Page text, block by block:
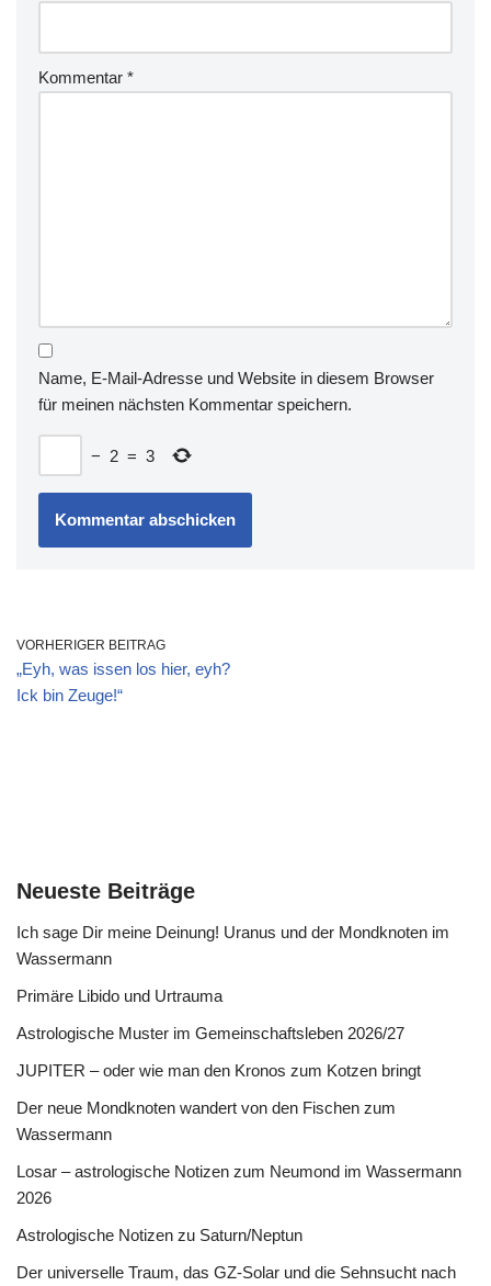
Kommentar *
Name, E-Mail-Adresse und Website in diesem Browser
für meinen nächsten Kommentar speichern.
− 2 = 3
VORHERIGER BEITRAG
„Eyh, was issen los hier, eyh?
Ick bin Zeuge!“
Neueste Beiträge
Ich sage Dir meine Deinung! Uranus und der Mondknoten im
Wassermann
Primäre Libido und Urtrauma
Astrologische Muster im Gemeinschaftsleben 2026/27
JUPITER – oder wie man den Kronos zum Kotzen bringt
Der neue Mondknoten wandert von den Fischen zum
Wassermann
Losar – astrologische Notizen zum Neumond im Wassermann
2026
Astrologische Notizen zu Saturn/Neptun
Der universelle Traum, das GZ-Solar und die Sehnsucht nach